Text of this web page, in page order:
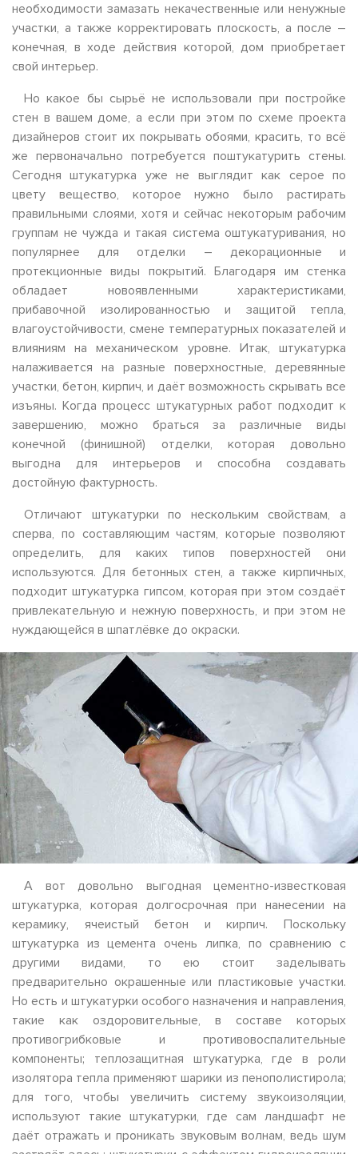
необходимости замазать некачественные или ненужные
участки, а также корректировать плоскость, а после –
конечная, в ходе действия которой, дом приобретает
свой интерьер.
Но какое бы сырьё не использовали при постройке
стен в вашем доме, а если при этом по схеме проекта
дизайнеров стоит их покрывать обоями, красить, то всё
же первоначально потребуется поштукатурить стены.
Сегодня штукатурка уже не выглядит как серое по
цвету вещество, которое нужно было растирать
правильными слоями, хотя и сейчас некоторым рабочим
группам не чужда и такая система оштукатуривания, но
популярнее для отделки – декорационные и
протекционные виды покрытий. Благодаря им стенка
обладает новоявленными характеристиками,
прибавочной изолированностью и защитой тепла,
влагоустойчивости, смене температурных показателей и
влияниям на механическом уровне. Итак, штукатурка
налаживается на разные поверхностные, деревянные
участки, бетон, кирпич, и даёт возможность скрывать все
изъяны. Когда процесс штукатурных работ подходит к
завершению, можно браться за различные виды
конечной (финишной) отделки, которая довольно
выгодна для интерьеров и способна создавать
достойную фактурность.
Отличают штукатурки по нескольким свойствам, а
сперва, по составляющим частям, которые позволяют
определить, для каких типов поверхностей они
используются. Для бетонных стен, а также кирпичных,
подходит штукатурка гипсом, которая при этом создаёт
привлекательную и нежную поверхность, и при этом не
нуждающейся в шпатлёвке до окраски.
А вот довольно выгодная цементно-известковая
штукатурка, которая долгосрочная при нанесении на
керамику, ячеистый бетон и кирпич. Поскольку
штукатурка из цемента очень липка, по сравнению с
другими видами, то ею стоит заделывать
предварительно окрашенные или пластиковые участки.
Но есть и штукатурки особого назначения и направления,
такие как оздоровительные, в составе которых
противогрибковые и противовоспалительные
компоненты; теплозащитная штукатурка, где в роли
изолятора тепла применяют шарики из пенополистирола;
для того, чтобы увеличить систему звукоизоляции,
используют такие штукатурки, где сам ландшафт не
даёт отражать и проникать звуковым волнам, ведь шум